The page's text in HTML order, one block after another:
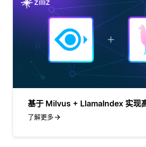
基于 Milvus + LlamaIndex 实现
了解更多